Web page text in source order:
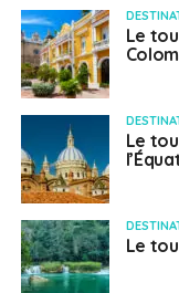
Le
Le
Le